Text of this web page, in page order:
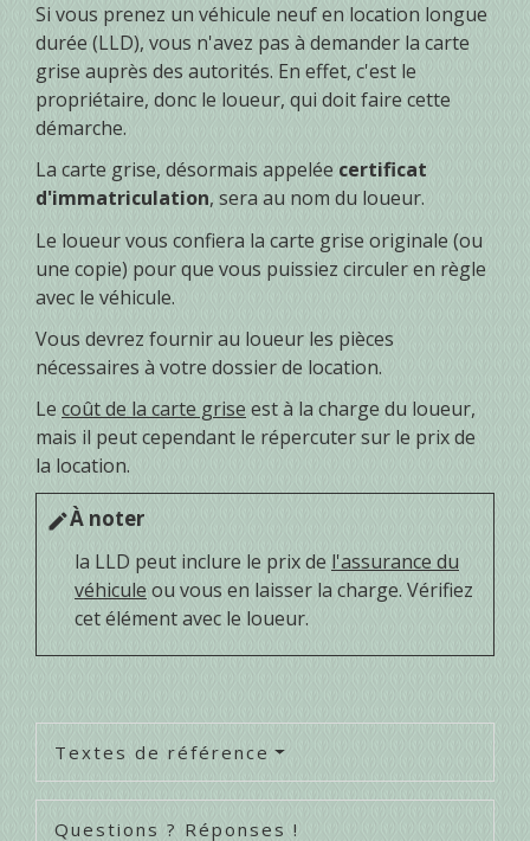
Si vous prenez un véhicule neuf en location longue
durée (LLD), vous n'avez pas à demander la carte
grise auprès des autorités. En effet, c'est le
propriétaire, donc le loueur, qui doit faire cette
démarche.
La carte grise, désormais appelée certificat
d'immatriculation, sera au nom du loueur.
Le loueur vous confiera la carte grise originale (ou
une copie) pour que vous puissiez circuler en règle
avec le véhicule.
Vous devrez fournir au loueur les pièces
nécessaires à votre dossier de location.
Le coût de la carte grise est à la charge du loueur,
mais il peut cependant le répercuter sur le prix de
la location.
editÀ noter
la LLD peut inclure le prix de l'assurance du
véhicule ou vous en laisser la charge. Vérifiez
cet élément avec le loueur.
Textes de référence
Questions ? Réponses !